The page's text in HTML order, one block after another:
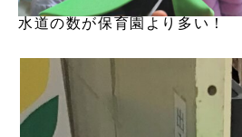
水道の数が保育園より多い！